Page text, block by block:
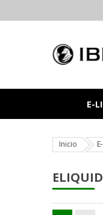
E-
Inicio